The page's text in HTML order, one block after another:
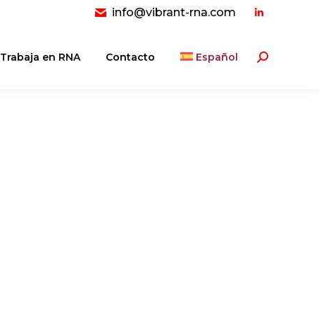
info@vibrant-rna.com
Linkedin
opens
Trabaja en RNA Contacto Español Buscar: